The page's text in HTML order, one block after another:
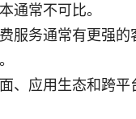
通常不可比。
服务通常有更强的
、应用生态和跨平